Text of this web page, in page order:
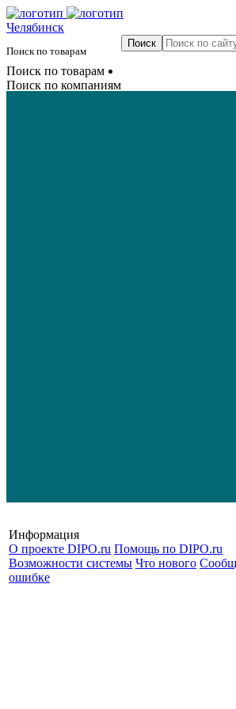
Челябинск
Поиск по товарам
Поиск по товарам
Поиск по компаниям
Информация
О проекте DIPO.ru Помощь по DIPO.ru
Возможности системы Что нового
ошибке